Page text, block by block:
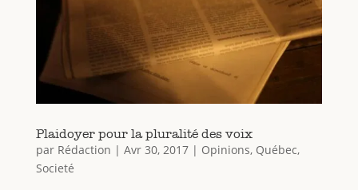
Plaidoyer pour la pluralité des voix
par Rédaction | Avr 30, 2017| Opinions, Québec,
Societé